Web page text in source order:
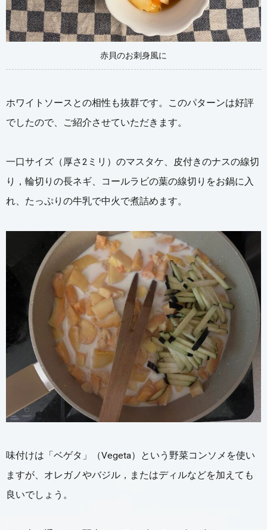
赤貝のお刺身風に
ホワイトソースとの相性も抜群です。このパターンは好評
でしたので、ご紹介させていただきます。
一口サイズ（厚さ2ミリ）のマスタケ、皮付きのナスの線切
り，輪切りの長ネギ、コールラビの葉の線切りをお鍋に入
れ、たっぷりの牛乳で中火で煮詰めます。
味付けは「ベゲタ」（Vegeta）という野菜コンソメを使い
ますが、オレガノやバジル，またはディルなどを加えても
良いでしょう。